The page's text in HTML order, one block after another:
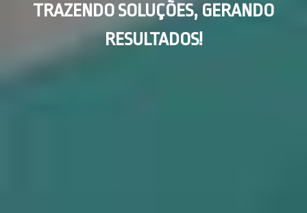
TRAZENDO SOLUÇÕES, GERANDO
RESULTADOS!